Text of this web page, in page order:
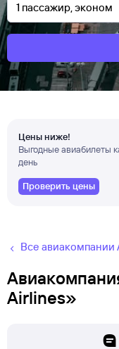
Цены ниже!
Выгодные авиабилеты
день
Проверить цены
Все авиакомпании
Airlines»